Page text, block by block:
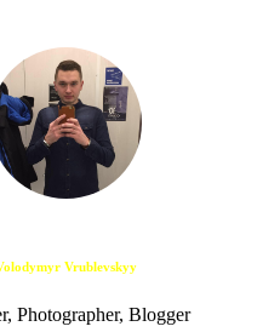
Vrublevskyy
Photographer, Blogger